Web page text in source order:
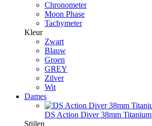
Chronometer
Moon Phase
Tachymeter
Kleur
Zwart
Blauw
Groen
GREY
Zilver
Wit
Dames
DS Action Diver 38mm Titanium
Stijlen